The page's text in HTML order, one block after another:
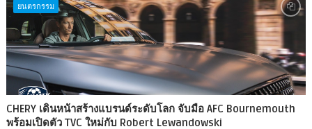
ยนตรกรรม
CHERY เดินหน้าสร้างแบรนด์ระดับโลก จับมือ AFC Bournemouth
พร้อมเปิดตัว TVC ใหม่กับ Robert Lewandowski